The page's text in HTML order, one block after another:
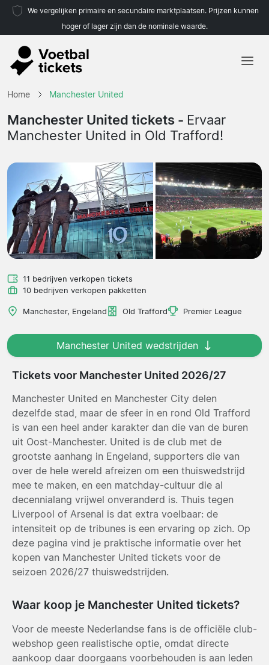
We vergelijken primaire en secundaire marktplaatsen. Prijzen kunnen
hoger of lager zijn dan de nominale waarde.
Teams
Competities
Home Manchester United
Manchester United tickets - Ervaar
Manchester United in Old Trafford!
11 bedrijven verkopen tickets
10 bedrijven verkopen pakketten
Manchester, Engeland Old Trafford Premier League
Manchester United wedstrijden
Tickets voor Manchester United 2026/27
Manchester United en Manchester City delen
dezelfde stad, maar de sfeer in en rond Old Trafford
is van een heel ander karakter dan die van de buren
uit Oost-Manchester. United is de club met de
grootste aanhang in Engeland, supporters die van
over de hele wereld afreizen om een thuiswedstrijd
mee te maken, en een matchday-cultuur die al
decennialang vrijwel onveranderd is. Thuis tegen
Liverpool of Arsenal is dat extra voelbaar: de
intensiteit op de tribunes is een ervaring op zich. Op
deze pagina vind je praktische informatie over het
kopen van Manchester United tickets voor de
seizoen 2026/27 thuiswedstrijden.
Waar koop je Manchester United tickets?
Voor de meeste Nederlandse fans is de officiële club-
webshop geen realistische optie, omdat directe
aankoop daar doorgaans voorbehouden is aan leden